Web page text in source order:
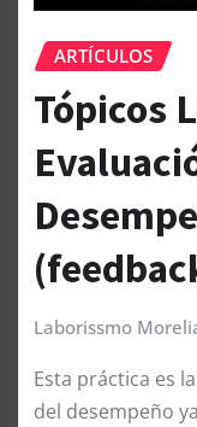
ARTÍCULOS
Tópicos
Laborissmo
Esta práctica es
del desempeño